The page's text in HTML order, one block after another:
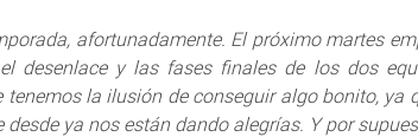
afortunadamente. El próximo martes
desenlace y las fases finales de los dos
tenemos la ilusión de conseguir algo bonito, ya
desde ya nos están dando alegrías. Y por